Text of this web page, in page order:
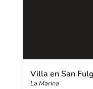
Villa en San
La Marina